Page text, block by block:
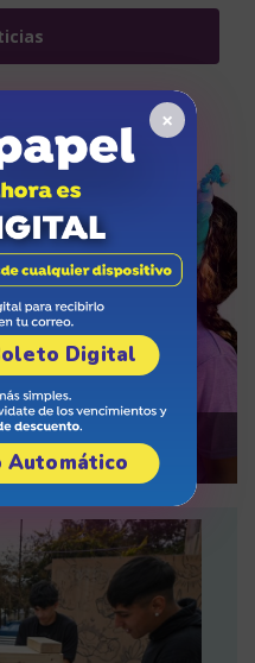
una opción teatral para
×
Digital